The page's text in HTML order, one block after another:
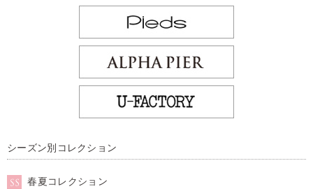
シーズン別コレクション
春夏コレクション